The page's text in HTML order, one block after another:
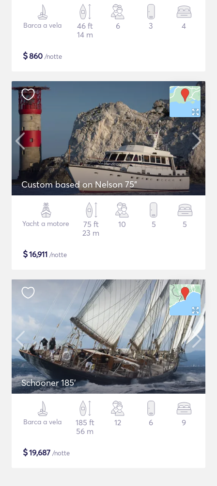
Barca a vela
46 ft
14 m
6 3 4
$860 /notte
Custom based on Nelson 75"
Yacht a motore
75 ft
23 m
10 5 5
$16,911 /notte
Schooner 185'
Barca a vela
185 ft
56 m
12 6 9
$19,687 /notte